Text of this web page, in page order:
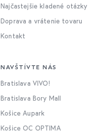
Najčastejšie kladené otázky
Doprava a vrátenie tovaru
Kontakt
NAVŠTÍVTE NÁS
Bratislava VIVO!
Bratislava Bory Mall
Košice Aupark
Košice OC OPTIMA